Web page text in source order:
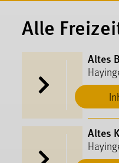
Alle
Altes
Altes